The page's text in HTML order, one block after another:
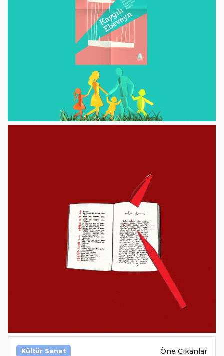
Kültür Sanat Öne Çıkanlar